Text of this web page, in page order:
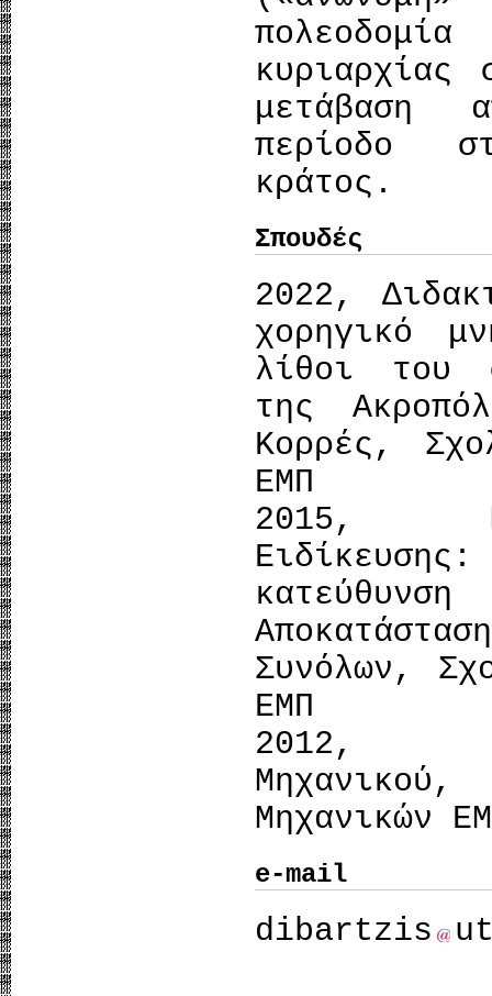
κυριαρχίας
μετάβαση
περίοδο
κράτος.
Σπουδές
2022,
χορηγικό
λίθοι του
της
Κορρές,
ΕΜΠ
2015,
Συνόλων,
ΕΜΠ
2012,
Μηχανικών
e-mail
dibartzis